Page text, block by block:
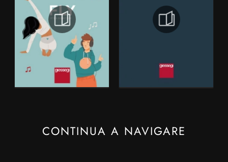
CONTINUA A NAVIGARE